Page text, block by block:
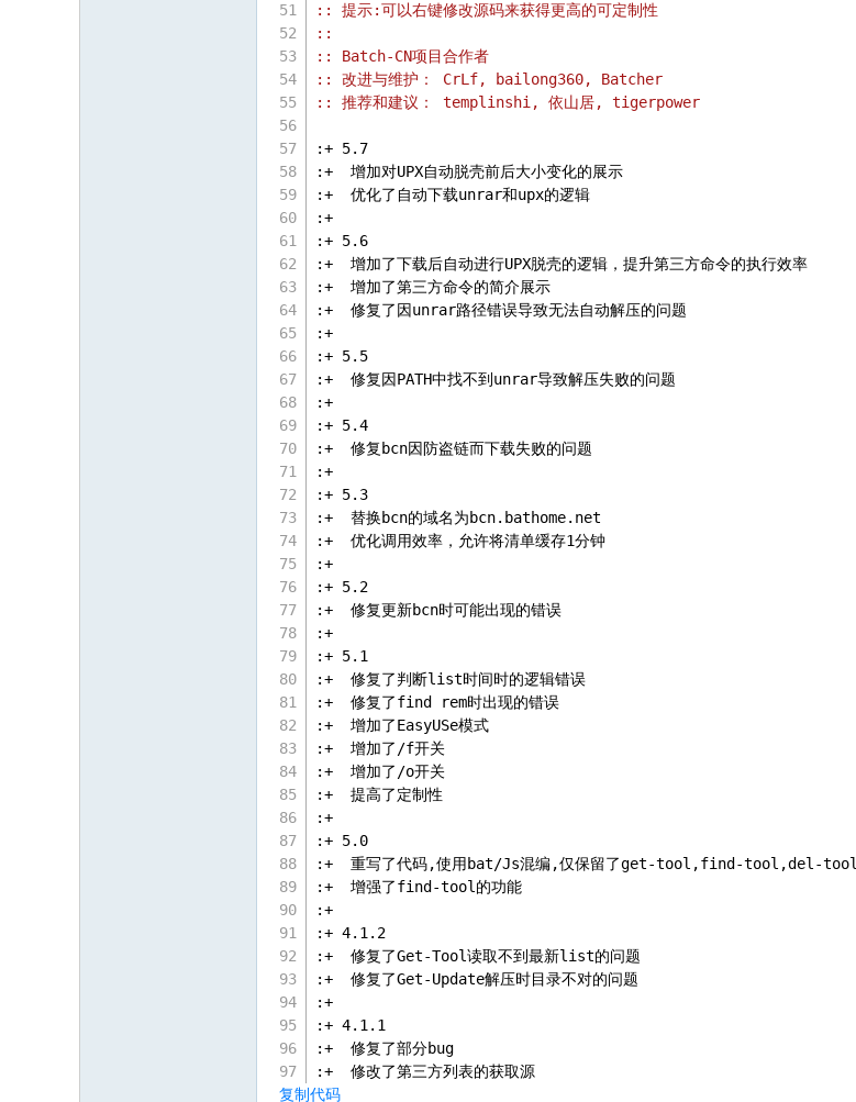
:: 提示:可以右键修改源码来获得更高的可定制性
::
:: Batch-CN项目合作者
:: 改进与维护： CrLf, bailong360, Batcher
:: 推荐和建议： templinshi, 依山居, tigerpower
:+ 5.7
:+  增加对UPX自动脱壳前后大小变化的展示
:+  优化了自动下载unrar和upx的逻辑
:+
:+ 5.6
:+  增加了下载后自动进行UPX脱壳的逻辑，提升第三方命令的执行效率
:+  增加了第三方命令的简介展示
:+  修复了因unrar路径错误导致无法自动解压的问题
:+
:+ 5.5
:+  修复因PATH中找不到unrar导致解压失败的问题
:+
:+ 5.4
:+  修复bcn因防盗链而下载失败的问题
:+
:+ 5.3
:+  替换bcn的域名为bcn.bathome.net
:+  优化调用效率，允许将清单缓存1分钟
:+
:+ 5.2
:+  修复更新bcn时可能出现的错误
:+
:+ 5.1
:+  修复了判断list时间时的逻辑错误
:+  修复了find rem时出现的错误
:+  增加了EasyUSe模式
:+  增加了/f开关
:+  增加了/o开关
:+  提高了定制性
:+
:+ 5.0
:+  重写了代码,使用bat/Js混编,仅保留了get-tool,find-tool,del-tool
:+  增强了find-tool的功能
:+
:+ 4.1.2
:+  修复了Get-Tool读取不到最新list的问题
:+  修复了Get-Update解压时目录不对的问题
:+
:+ 4.1.1
:+  修复了部分bug
:+  修改了第三方列表的获取源
复制代码